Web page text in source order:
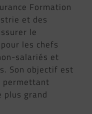
Formation
et des
le
les chefs
salariés et
Son objectif est
permettant
plus grand